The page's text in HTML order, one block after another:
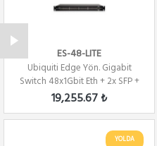
ES-48-LITE
Ubiquiti Edge Yön. Gigabit
Switch 48x1Gbit Eth + 2x SFP +
2x SFP+
19,255.67 ₺
YOLDA